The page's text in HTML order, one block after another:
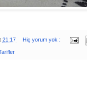
21:17 Hiç yorum yok :